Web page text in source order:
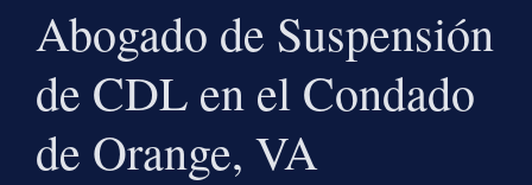
Abogado de Suspensión
de CDL en el Condado
de Orange, VA